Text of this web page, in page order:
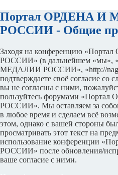
Портал ОРДЕНА И
РОССИИ - Общие
Заходя на конференцию
РОССИИ» (в дальнейшем «мы»,
МЕДАЛИИ РОССИИ», «http://
подтверждаете своё согласие
вы не согласны с ними,
пользуйтесь форумами
РОССИИ». Мы оставляем за
в любое время и сделаем всё
этом, однако с вашей стороны
просматривать этот текст на
использование конференции
РОССИИ» после обновления/
ваше согласие с ними.